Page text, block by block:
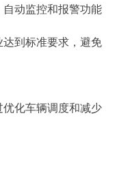
动监控和报警功能
到标准要求，避免
化车辆调度和减少